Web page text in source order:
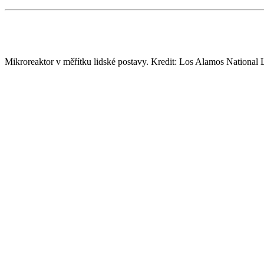
Mikroreaktor v měřítku lidské postavy. Kredit: Los Alamos National